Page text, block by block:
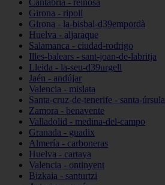
Cantabria - reinosa
Girona - ripoll
Girona - la-bisbal-d39empordà
Huelva - aljaraque
Salamanca - ciudad-rodrigo
Illes-balears - sant-joan-de-labritja
Lleida - la-seu-d39urgell
Jaén - andújar
Valencia - mislata
Santa-cruz-de-tenerife - santa-úrsula
Zamora - benavente
Valladolid - medina-del-campo
Granada - guadix
Almería - carboneras
Huelva - cartaya
Valencia - ontinyent
Bizkaia - santurtzi